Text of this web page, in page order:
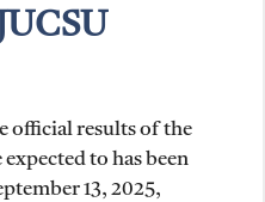
official results of the
to has been
13, 2025,